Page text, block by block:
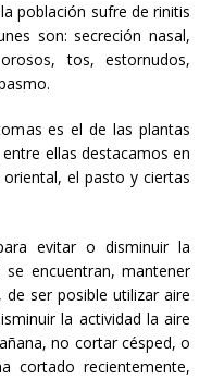
población sufre de rinitis
son: secreción nasal,
tos, estornudos,
es el de las plantas
ellas destacamos en
el pasto y ciertas
evitar o disminuir la
encuentran, mantener
ser posible utilizar aire
la actividad la aire
no cortar césped, o
cortado recientemente,